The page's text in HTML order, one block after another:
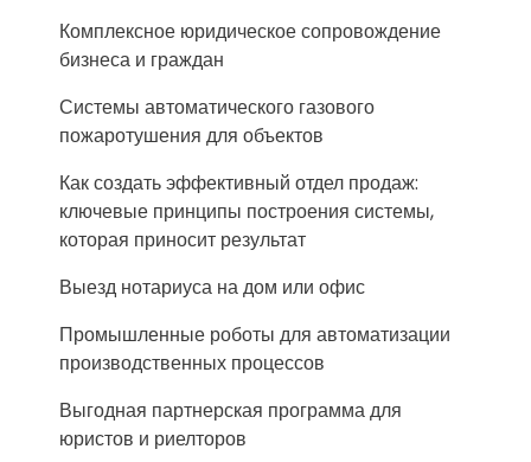
Комплексное юридическое сопровождение
бизнеса и граждан
Системы автоматического газового
пожаротушения для объектов
Как создать эффективный отдел продаж:
ключевые принципы построения системы,
которая приносит результат
Выезд нотариуса на дом или офис
Промышленные роботы для автоматизации
производственных процессов
Выгодная партнерская программа для
юристов и риелторов